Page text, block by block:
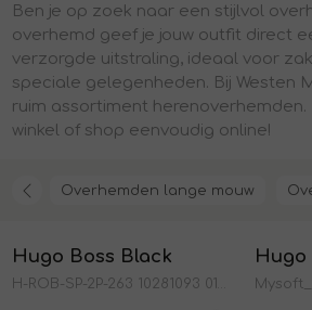
Jurken en rokken
Schoenen
Truien en vesten
Schoenen
T-shirts en polos
Sjaals en stola's
Sokken
Shorts
Vesten
Ben je op zoek naar een stijlvol
overhemd geef je jouw outfit direct
verzorgde uitstraling, ideaal voor
speciale gelegenheden. Bij Westen
ruim assortiment herenoverhemden.
winkel of shop eenvoudig online!
Overhemden lange mouw
1/2
Hugo Boss Black 1/2